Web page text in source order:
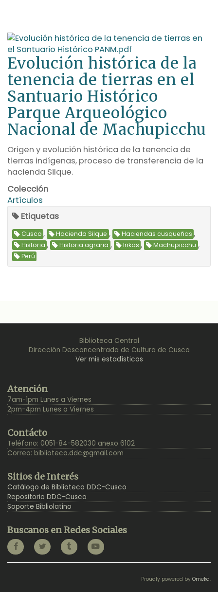
Evolución histórica de la
tenencia de tierras en el
Santuario Histórico
Parque Arqueológico
Nacional de Machupicchu
Origen y evolución histórica de la tenencia de
tierras indígenas, proceso de transferencia de la
hacienda Silque.
Colección
Artículos
Etiquetas
Cusco , Hacienda Silque , Haciendas cusqueñas ,
Historia , Historia agraria , Inkas , Machupicchu ,
Perú
Biblioteca Central
Dirección Desconcentrada de Cultura de Cusco
Ver mis estadísticas
Top
Atención
7am-1pm Lunes a Viernes
2pm-4pm Lunes a Viernes
Contácto
Teléfono: 0051-84-582030 anexo 6102
Correo: biblioteca.ddc@gmail.com
Sitios de Interés
Catálogo de Biblioteca DDC-Cusco
Repositorio DDC-Cusco
Soporte Bibliolatino
Buscanos en Redes Sociales
Proudly powered by Omeka.